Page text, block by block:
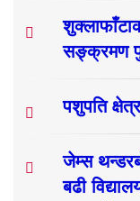
सङ्क्रमण
पशुपति
जेम्स
बढी